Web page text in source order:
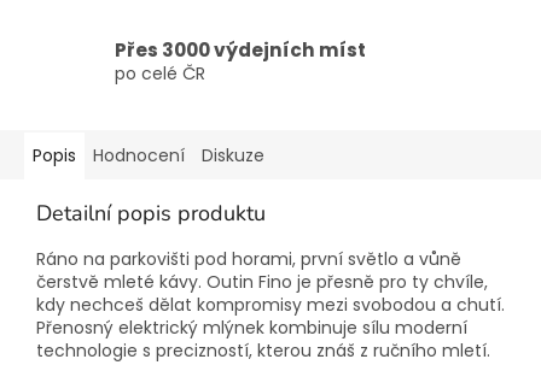
Přes 3000 výdejních míst
po celé ČR
Popis Hodnocení Diskuze
Detailní popis produktu
Ráno na parkovišti pod horami, první světlo a vůně
čerstvě mleté kávy. Outin Fino je přesně pro ty chvíle,
kdy nechceš dělat kompromisy mezi svobodou a chutí.
Přenosný elektrický mlýnek kombinuje sílu moderní
technologie s precizností, kterou znáš z ručního mletí.